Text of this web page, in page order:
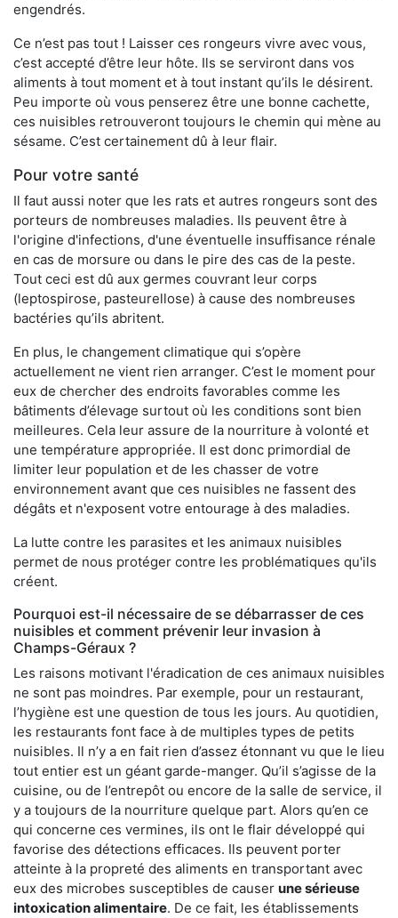
engendrés.
Ce n’est pas tout ! Laisser ces rongeurs vivre avec vous,
c’est accepté d’être leur hôte. Ils se serviront dans vos
aliments à tout moment et à tout instant qu’ils le désirent.
Peu importe où vous penserez être une bonne cachette,
ces nuisibles retrouveront toujours le chemin qui mène au
sésame. C’est certainement dû à leur flair.
Pour votre santé
Il faut aussi noter que les rats et autres rongeurs sont des
porteurs de nombreuses maladies. Ils peuvent être à
l'origine d'infections, d'une éventuelle insuffisance rénale
en cas de morsure ou dans le pire des cas de la peste.
Tout ceci est dû aux germes couvrant leur corps
(leptospirose, pasteurellose) à cause des nombreuses
bactéries qu’ils abritent.
En plus, le changement climatique qui s’opère
actuellement ne vient rien arranger. C’est le moment pour
eux de chercher des endroits favorables comme les
bâtiments d’élevage surtout où les conditions sont bien
meilleures. Cela leur assure de la nourriture à volonté et
une température appropriée. Il est donc primordial de
limiter leur population et de les chasser de votre
environnement avant que ces nuisibles ne fassent des
dégâts et n'exposent votre entourage à des maladies.
La lutte contre les parasites et les animaux nuisibles
permet de nous protéger contre les problématiques qu'ils
créent.
Pourquoi est-il nécessaire de se débarrasser de ces
nuisibles et comment prévenir leur invasion à
Champs-Géraux ?
Les raisons motivant l'éradication de ces animaux nuisibles
ne sont pas moindres. Par exemple, pour un restaurant,
l’hygiène est une question de tous les jours. Au quotidien,
les restaurants font face à de multiples types de petits
nuisibles. Il n’y a en fait rien d’assez étonnant vu que le lieu
tout entier est un géant garde-manger. Qu’il s’agisse de la
cuisine, ou de l’entrepôt ou encore de la salle de service, il
y a toujours de la nourriture quelque part. Alors qu’en ce
qui concerne ces vermines, ils ont le flair développé qui
favorise des détections efficaces. Ils peuvent porter
atteinte à la propreté des aliments en transportant avec
eux des microbes susceptibles de causer une sérieuse
intoxication alimentaire. De ce fait, les établissements